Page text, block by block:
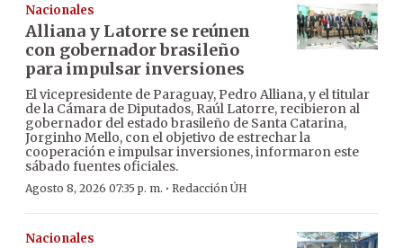
Nacionales
Alliana y Latorre se reúnen
con gobernador brasileño
para impulsar inversiones
El vicepresidente de Paraguay, Pedro Alliana, y el titular
de la Cámara de Diputados, Raúl Latorre, recibieron al
gobernador del estado brasileño de Santa Catarina,
Jorginho Mello, con el objetivo de estrechar la
cooperación e impulsar inversiones, informaron este
sábado fuentes oficiales.
Agosto 8, 2026 07:35 p. m. · Redacción ÚH
Nacionales